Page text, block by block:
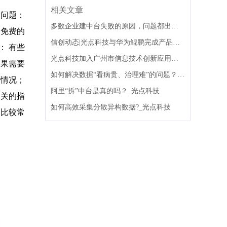
题：
费的
有些
需要
况；
的指
较常
相关文章
多数企业建中台失败的原因，问题都出在组织架构上
信创动态|光点科技与华为鲲鹏完成产品兼容性互认证
光点科技加入广州市信息技术创新应用联盟
如何解决数据“看病贵、治理难”的问题？_光点科技
阿里“拆”中台是真的吗？_光点科技
如何高效采集分散异构数据?_光点科技